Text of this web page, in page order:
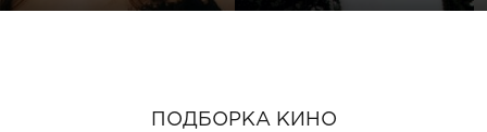
ПОДБОРКА КИНО